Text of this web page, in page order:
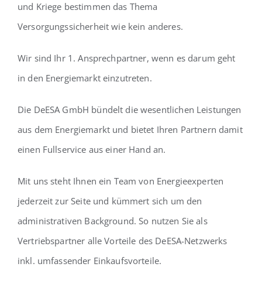
und Kriege bestimmen das Thema
Versorgungssicherheit wie kein anderes.
Wir sind Ihr 1. Ansprechpartner, wenn es darum geht
in den Energiemarkt einzutreten.
Die DeESA GmbH bündelt die wesentlichen Leistungen
aus dem Energiemarkt und bietet Ihren Partnern damit
einen Fullservice aus einer Hand an.
Mit uns steht Ihnen ein Team von Energieexperten
jederzeit zur Seite und kümmert sich um den
administrativen Background. So nutzen Sie als
Vertriebspartner alle Vorteile des DeESA-Netzwerks
inkl. umfassender Einkaufsvorteile.